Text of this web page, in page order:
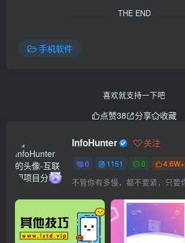
THE END
手机软件
喜欢就支持一下吧
点赞38 分享 收藏
InfoHunter 关注
0 1151 0 4.6W+